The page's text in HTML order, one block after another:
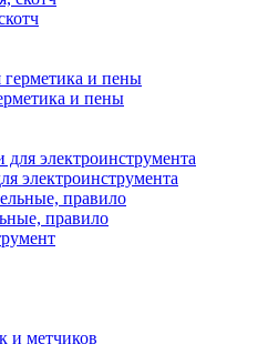
и пены
электроинструмента
правило